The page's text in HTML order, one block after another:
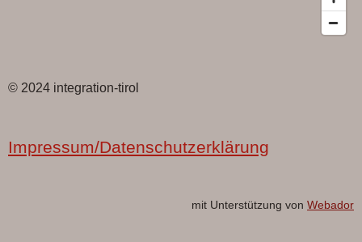
© 2024 integration-tirol
Impressum/Datenschutzerklärung
mit Unterstützung von Webador